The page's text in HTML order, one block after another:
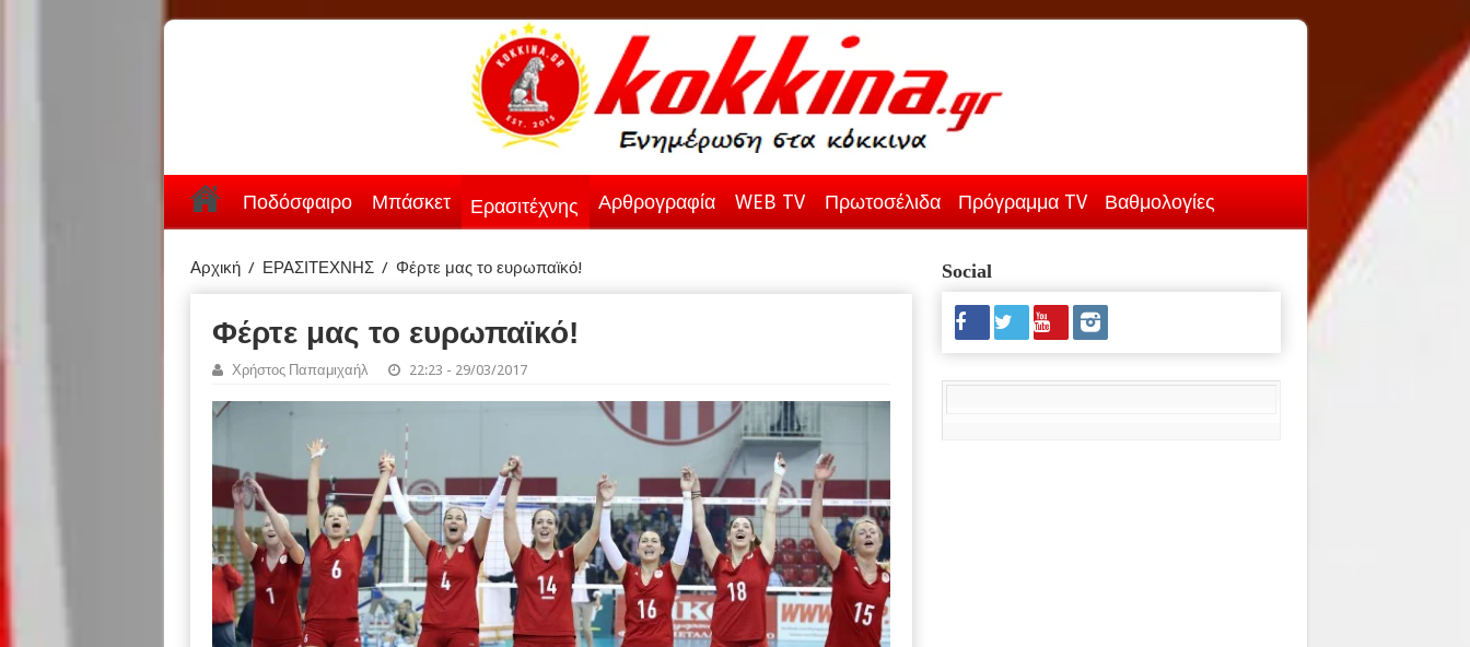
Ποδόσφαιρο Μπάσκετ Ερασιτέχνης Αρθρογραφία WEB TV Πρωτοσέλιδα Πρόγραμμα TV Βαθμολογίες
Αρχική / ΕΡΑΣΙΤΕΧΝΗΣ / Φέρτε μας το ευρωπαϊκό!
Φέρτε μας το ευρωπαϊκό!
Χρήστος Παπαμιχαήλ 22:23 - 29/03/2017
Social